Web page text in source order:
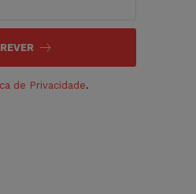
de Privacidade.